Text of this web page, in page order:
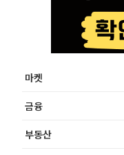
마켓
금융
부동산